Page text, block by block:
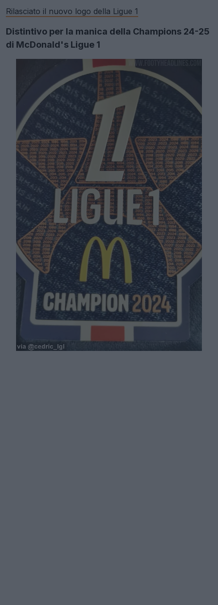
Rilasciato il nuovo logo della Ligue 1
Distintivo per la manica della Champions 24-25
di McDonald's Ligue 1